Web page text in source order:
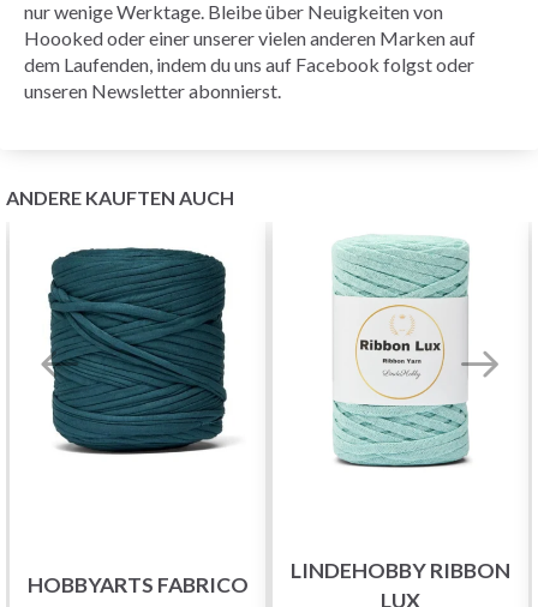
nur wenige Werktage. Bleibe über Neuigkeiten von
Hoooked oder einer unserer vielen anderen Marken auf
dem Laufenden, indem du uns auf Facebook folgst oder
unseren Newsletter abonnierst.
ANDERE KAUFTEN AUCH
HOBBYARTS FABRICO
LINDEHOBBY RIBBON
LUX